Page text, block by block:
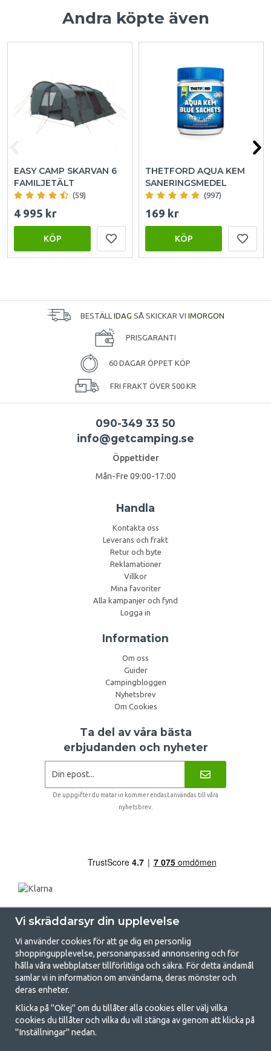
Andra köpte även
EASY CAMP SKARVAN 6
FAMILJETÄLT
(59)
4 995 kr
KÖP
THETFORD AQUA KEM
SANERINGSMEDEL
(997)
169 kr
KÖP
BESTÄLL IDAG SÅ SKICKAR VI IMORGON
PRISGARANTI
60 DAGAR ÖPPET KÖP
FRI FRAKT ÖVER 500 KR
090-349 33 50
info@getcamping.se
Öppettider
Mån-Fre 09:00-17:00
Handla
Kontakta oss
Leverans och frakt
Retur och byte
Reklamationer
Villkor
Mina favoriter
Alla kampanjer och fynd
Logga in
Information
Om oss
Guider
Campingbloggen
Nyhetsbrev
Om Cookies
Ta del av våra bästa
erbjudanden och nyheter
De uppgifter du matar in kommer endast användas till våra
nyhetsbrev.
GetCamping.se - Din butik för camping
och uteliv
Att campa kan antingen vara en livsstil eller ett sätt att samla familjen
för ett gemensamt äventyr. Oavsett vilken kategori du tillhör hittar du
Vi skräddarsyr din upplevelse
Vi använder cookies för att ge dig en personlig
shoppingupplevelse, personanpassad annonsering och för
hålla våra webbplatser tillförlitliga och säkra. För detta ändamål
samlar vi in information om användarna, deras mönster och
deras enheter.
Klicka på "Okej" om du tillåter alla cookies eller välj vilka
cookies du tillåter och vilka du vill stänga av genom att klicka på
"Inställningar" nedan.